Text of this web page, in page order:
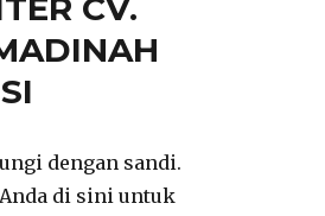
CV.
dengan sandi.
di sini untuk